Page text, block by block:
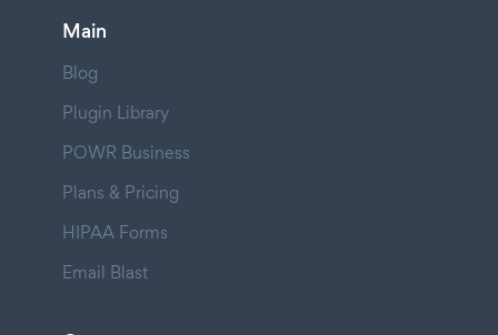
Main
Blog
Plugin Library
POWR Business
Plans & Pricing
HIPAA Forms
Email Blast